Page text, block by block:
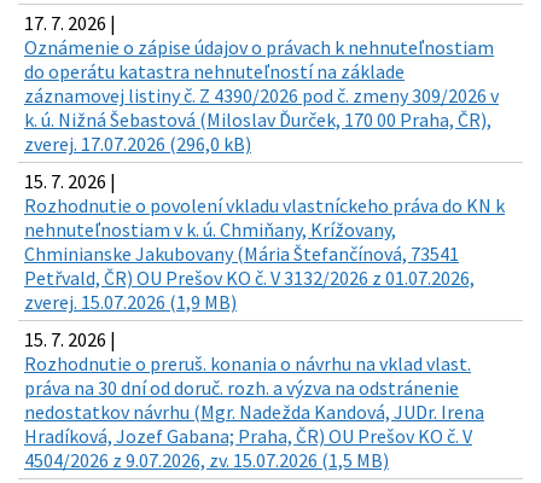
17. 7. 2026 |
Oznámenie o zápise údajov o právach k nehnuteľnostiam
do operátu katastra nehnuteľností na základe
záznamovej listiny č. Z 4390/2026 pod č. zmeny 309/2026 v
k. ú. Nižná Šebastová (Miloslav Ďurček, 170 00 Praha, ČR),
zverej. 17.07.2026 (296,0 kB)
15. 7. 2026 |
Rozhodnutie o povolení vkladu vlastníckeho práva do KN k
nehnuteľnostiam v k. ú. Chmiňany, Krížovany,
Chminianske Jakubovany (Mária Štefančínová, 73541
Petřvald, ČR) OU Prešov KO č. V 3132/2026 z 01.07.2026,
zverej. 15.07.2026 (1,9 MB)
15. 7. 2026 |
Rozhodnutie o preruš. konania o návrhu na vklad vlast.
práva na 30 dní od doruč. rozh. a výzva na odstránenie
nedostatkov návrhu (Mgr. Nadežda Kandová, JUDr. Irena
Hradíková, Jozef Gabana; Praha, ČR) OU Prešov KO č. V
4504/2026 z 9.07.2026, zv. 15.07.2026 (1,5 MB)